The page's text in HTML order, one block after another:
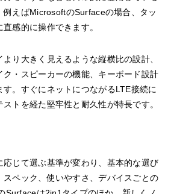
例えばMicrosoftのSurfaceの場合、タッ
感的に操作できます。
り大きく見えるような縦横比の設計、
ク・スピーカーの機能、キーボード設計
。すぐにネットにつながるLTE接続に
トを経た堅牢性と耐久性が特長です。
応じて選ぶ基準が変わり、基本的な選び
スペック、使いやすさ、デバイスごとの